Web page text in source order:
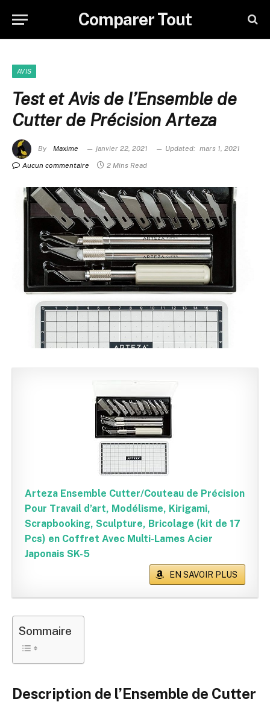
Comparer Tout
AVIS
Test et Avis de l’Ensemble de
Cutter de Précision Arteza
By Maxime janvier 22, 2021 Updated: mars 1, 2021
Aucun commentaire
2 Mins Read
Arteza Ensemble Cutter/Couteau de Précision
Pour Travail d’art, Modélisme, Kirigami,
Scrapbooking, Sculpture, Bricolage (kit de 17
Pcs) en Coffret Avec Multi-Lames Acier
Japonais SK-5
EN SAVOIR PLUS
Sommaire
Description de l’Ensemble de Cutter